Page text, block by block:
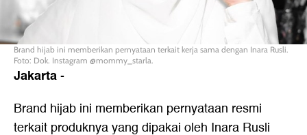
Brand hijab ini memberikan pernyataan terkait kerja sama dengan Inara Rusli.
Foto: Dok. Instagram @mommy_starla.
Jakarta-
Brand hijab ini memberikan pernyataan resmi
terkait produknya yang dipakai oleh Inara Rusli